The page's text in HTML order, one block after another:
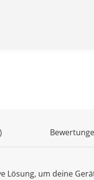
Lösung, um deine